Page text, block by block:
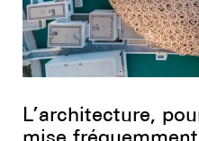
Événements
Zoom sur...
Instagram
Youtube
L’architecture,